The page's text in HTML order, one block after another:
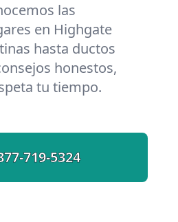
las
en Highgate
hasta ductos
honestos,
tu tiempo.
719-5324